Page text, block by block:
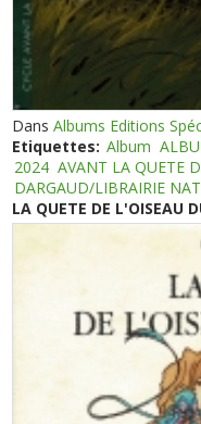
DansAlbums Editions
Etiquettes: Album
2024 AVANT LA QUETE
DARGAUD/LIBRAIRIE
LA QUETE DE L'OISEAU